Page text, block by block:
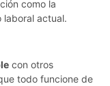
como la
laboral actual.
con otros
todo funcione de